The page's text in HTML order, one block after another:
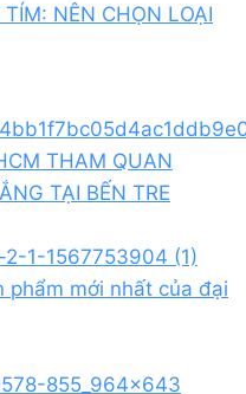
NÊN CHỌN LOẠI
THAM QUAN
TẠI BẾN TRE
phẩm mới nhất của đại